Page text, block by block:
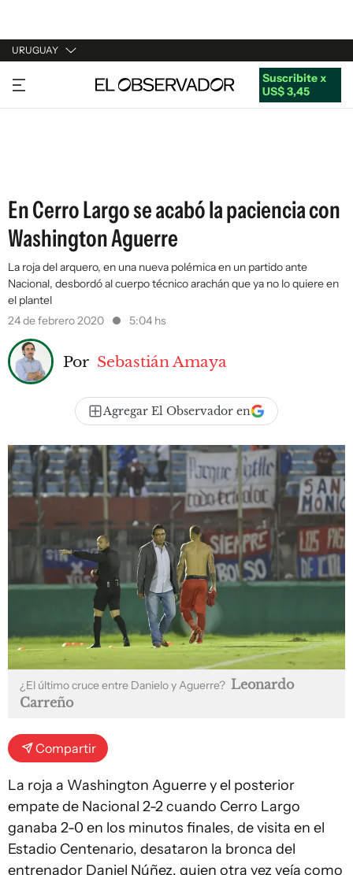
URUGUAY
URUGUAY
ARGENTINA
Suscribite x
US$ 3,45
En Cerro Largo se acabó la paciencia con
Washington Aguerre
La roja del arquero, en una nueva polémica en un partido ante
Nacional, desbordó al cuerpo técnico arachán que ya no lo quiere en
el plantel
24 de febrero 2020
5:04 hs
Por Sebastián Amaya
Agregar El Observador en
¿El último cruce entre Danielo y Aguerre? Leonardo
Carreño
Compartir
La roja a Washington Aguerre y el posterior
empate de Nacional 2-2 cuando Cerro Largo
ganaba 2-0 en los minutos finales, de visita en el
Estadio Centenario, desataron la bronca del
entrenador Daniel Núñez, quien otra vez veía como